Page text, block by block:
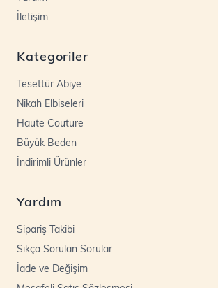
İletişim
Kategoriler
Tesettür Abiye
Nikah Elbiseleri
Haute Couture
Büyük Beden
İndirimli Ürünler
Yardım
Sipariş Takibi
Sıkça Sorulan Sorular
İade ve Değişim